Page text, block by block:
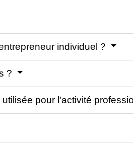
individuel ?
?
pour l'activité